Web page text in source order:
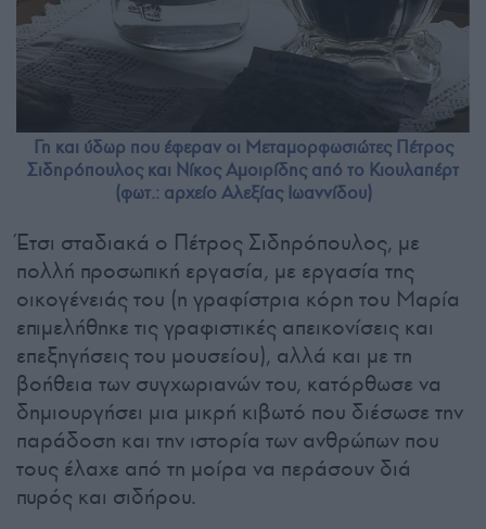
Γη και ύδωρ που έφεραν οι Μεταμορφωσιώτες Πέτρος
Σιδηρόπουλος και Νίκος Αμοιρίδης από το Κιουλαπέρτ
(φωτ.: αρχείο Αλεξίας Ιωαννίδου)
Έτσι σταδιακά ο Πέτρος Σιδηρόπουλος, με
πολλή προσωπική εργασία, με εργασία της
οικογένειάς του (η γραφίστρια κόρη του Μαρία
επιμελήθηκε τις γραφιστικές απεικονίσεις και
επεξηγήσεις του μουσείου), αλλά και με τη
βοήθεια των συγχωριανών του, κατόρθωσε να
δημιουργήσει μια μικρή κιβωτό που διέσωσε την
παράδοση και την ιστορία των ανθρώπων που
τους έλαχε από τη μοίρα να περάσουν διά
πυρός και σιδήρου.